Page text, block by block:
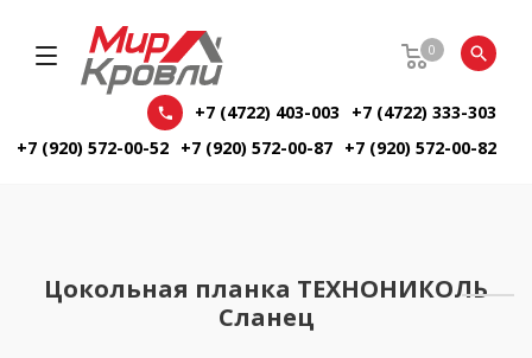
0
+7 (4722) 403-003
+7 (4722) 333-303
+7 (920) 572-00-52 +7 (920) 572-00-87 +7 (920) 572-00-82
Цокольная планка ТЕХНОНИКОЛЬ
Сланец